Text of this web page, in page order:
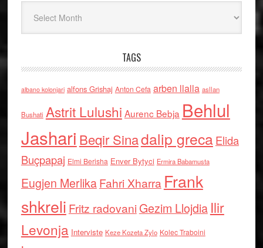
TAGS
albano kolonjari alfons Grishaj Anton Cefa arben llalla asllan
Bushati Astrit Lulushi Aurenc Bebja Behlul
Jashari Beqir Sinadalip grecaElida
Buçpapaj Elmi Berisha Enver Bytyci Ermira Babamusta
Eugjen MerlikaFahri Xharra Frank
shkreli Fritz radovaniGezim Llojdia Ilir
Levonja Interviste Keze Kozeta Zylo Kolec Traboini